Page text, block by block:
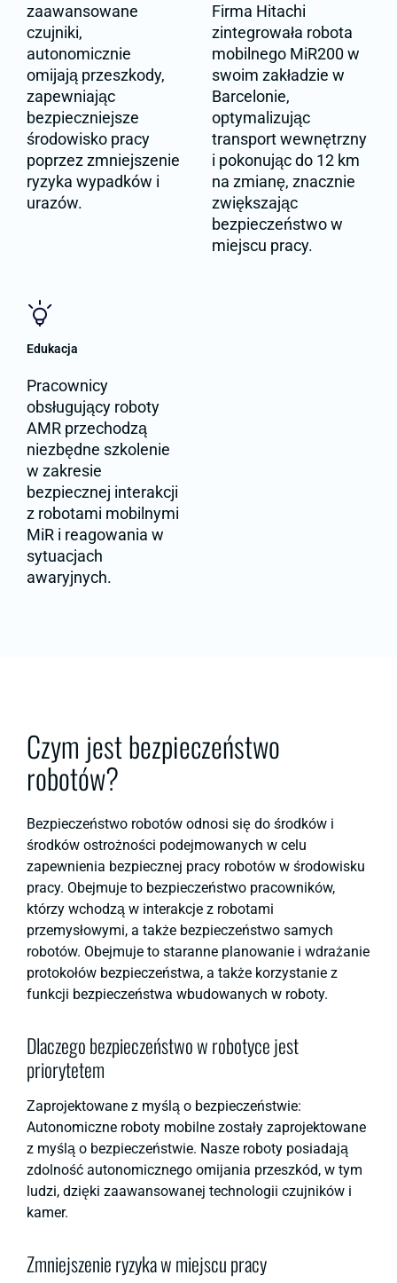
zaawansowane
czujniki,
autonomicznie
omijają przeszkody,
zapewniając
bezpieczniejsze
środowisko pracy
poprzez zmniejszenie
ryzyka wypadków i
urazów.
Firma Hitachi
zintegrowała robota
mobilnego MiR200 w
swoim zakładzie w
Barcelonie,
optymalizując
transport wewnętrzny
i pokonując do 12 km
na zmianę, znacznie
zwiększając
bezpieczeństwo w
miejscu pracy.
Edukacja
Pracownicy
obsługujący roboty
AMR przechodzą
niezbędne szkolenie
w zakresie
bezpiecznej interakcji
z robotami mobilnymi
MiR i reagowania w
sytuacjach
awaryjnych.
Czym jest bezpieczeństwo
robotów?
Bezpieczeństwo robotów odnosi się do środków i
środków ostrożności podejmowanych w celu
zapewnienia bezpiecznej pracy robotów w środowisku
pracy. Obejmuje to bezpieczeństwo pracowników,
którzy wchodzą w interakcje z robotami
przemysłowymi, a także bezpieczeństwo samych
robotów. Obejmuje to staranne planowanie i wdrażanie
protokołów bezpieczeństwa, a także korzystanie z
funkcji bezpieczeństwa wbudowanych w roboty.
Dlaczego bezpieczeństwo w robotyce jest
priorytetem
Zaprojektowane z myślą o bezpieczeństwie:
Autonomiczne roboty mobilne zostały zaprojektowane
z myślą o bezpieczeństwie. Nasze roboty posiadają
zdolność autonomicznego omijania przeszkód, w tym
ludzi, dzięki zaawansowanej technologii czujników i
kamer.
Zmniejszenie ryzyka w miejscu pracy